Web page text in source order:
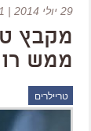
29 יולי 2014 | 17:41
מקבץ
ממש
טריילרים